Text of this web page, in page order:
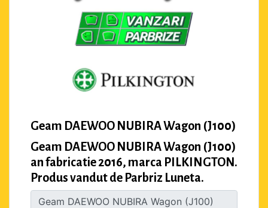
Geam DAEWOO NUBIRA Wagon (J100)
Geam DAEWOO NUBIRA Wagon (J100)
an fabricatie 2016, marca PILKINGTON.
Produs vandut de Parbriz Luneta.